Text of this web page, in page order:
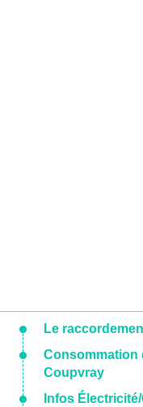
Le
Consommation
Coupvray
Infos